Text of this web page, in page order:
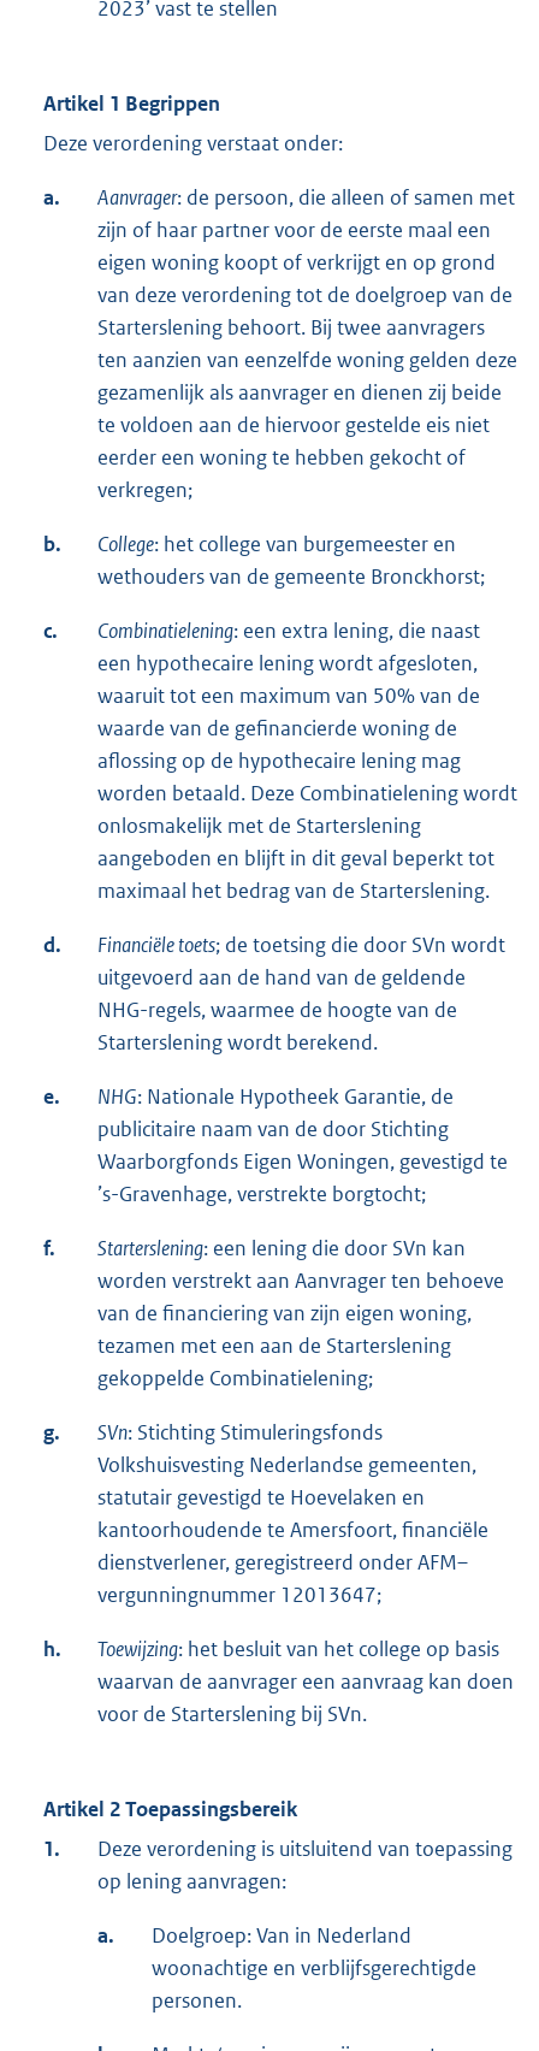
2023’ vast te stellen
Artikel 1 Begrippen
Deze verordening verstaat onder:
a. Aanvrager: de persoon, die alleen of samen met
zijn of haar partner voor de eerste maal een
eigen woning koopt of verkrijgt en op grond
van deze verordening tot de doelgroep van de
Starterslening behoort. Bij twee aanvragers
ten aanzien van eenzelfde woning gelden deze
gezamenlijk als aanvrager en dienen zij beide
te voldoen aan de hiervoor gestelde eis niet
eerder een woning te hebben gekocht of
verkregen;
b. College: het college van burgemeester en
wethouders van de gemeente Bronckhorst;
c. Combinatielening: een extra lening, die naast
een hypothecaire lening wordt afgesloten,
waaruit tot een maximum van 50% van de
waarde van de gefinancierde woning de
aflossing op de hypothecaire lening mag
worden betaald. Deze Combinatielening wordt
onlosmakelijk met de Starterslening
aangeboden en blijft in dit geval beperkt tot
maximaal het bedrag van de Starterslening.
d. Financiële toets; de toetsing die door SVn wordt
uitgevoerd aan de hand van de geldende
NHG-regels, waarmee de hoogte van de
Starterslening wordt berekend.
e. NHG: Nationale Hypotheek Garantie, de
publicitaire naam van de door Stichting
Waarborgfonds Eigen Woningen, gevestigd te
’s-Gravenhage, verstrekte borgtocht;
f. Starterslening: een lening die door SVn kan
worden verstrekt aan Aanvrager ten behoeve
van de financiering van zijn eigen woning,
tezamen met een aan de Starterslening
gekoppelde Combinatielening;
g. SVn: Stichting Stimuleringsfonds
Volkshuisvesting Nederlandse gemeenten,
statutair gevestigd te Hoevelaken en
kantoorhoudende te Amersfoort, financiële
dienstverlener, geregistreerd onder AFM–
vergunningnummer 12013647;
h. Toewijzing: het besluit van het college op basis
waarvan de aanvrager een aanvraag kan doen
voor de Starterslening bij SVn.
Artikel 2 Toepassingsbereik
1.
Deze verordening is uitsluitend van toepassing
op lening aanvragen:
a.
Doelgroep: Van in Nederland
woonachtige en verblijfsgerechtigde
personen.